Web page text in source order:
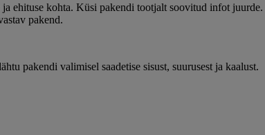
ehituse kohta. Küsi pakendi tootjalt soovitud infot juurde.
pakend.
pakendi valimisel saadetise sisust, suurusest ja kaalust.